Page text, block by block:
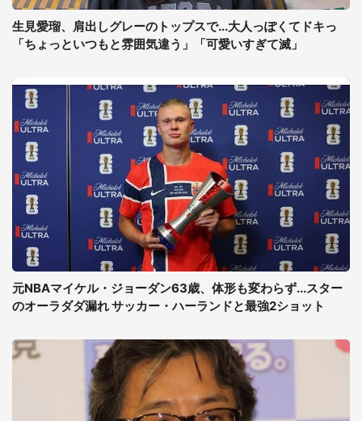
生見愛瑠、肩出しグレーのトップスで...大人っぽくてドキっ
「ちょっといつもと雰囲気違う」「可愛いすぎて滅」
元NBAマイケル・ジョーダン63歳、体形も変わらず...スター
のオーラダダ漏れ サッカー・ハーランドと最強2ショット